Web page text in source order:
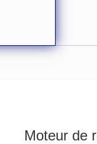
Moteur de